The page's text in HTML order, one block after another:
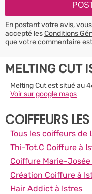
En postant votre avis,
accepté lesConditions
que votre commentaire
MELTING CUT
Melting Cut est situé au
Voir sur google maps
COIFFEURS
Tous les coiffeurs de
Thi-Tot.C Coiffure à
Coiffure Marie-Josée
Création Coiffure à
Hair Addict à Istres